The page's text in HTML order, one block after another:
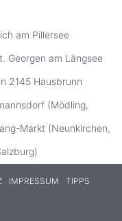
am Pillersee
Georgen am Längsee
2145 Hausbrunn
(Mödling,
Markt (Neunkirchen,
IMPRESSUM
TIPPS